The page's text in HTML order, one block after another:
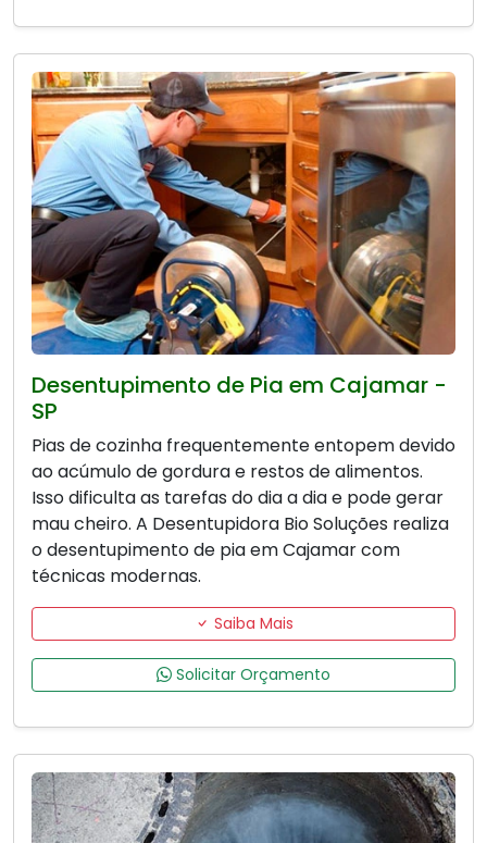
Desentupimento de Pia em Cajamar -
SP
Pias de cozinha frequentemente entopem devido
ao acúmulo de gordura e restos de alimentos.
Isso dificulta as tarefas do dia a dia e pode gerar
mau cheiro. A Desentupidora Bio Soluções realiza
o desentupimento de pia em Cajamar com
técnicas modernas.
Saiba Mais
Solicitar Orçamento